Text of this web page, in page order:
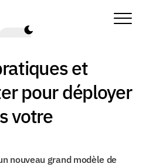
et
pour déployer
votre
nouveau grand modèle de